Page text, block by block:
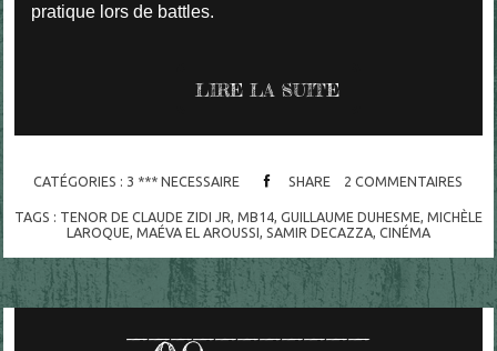
pratique lors de battles.
LIRE LA SUITE
CATÉGORIES : 3 *** NECESSAIRE SHARE 2 COMMENTAIRES
TAGS : TENOR DE CLAUDE ZIDI JR, MB14, GUILLAUME DUHESME, MICHÈLE
LAROQUE, MAÉVA EL AROUSSI, SAMIR DECAZZA, CINÉMA